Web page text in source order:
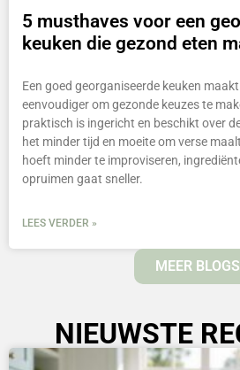
5 musthaves voor een
keuken die gezond eten
Een goed georganiseerde keuken
eenvoudiger om gezonde keuzes te
praktisch is ingericht en beschikt over
het minder tijd en moeite om verse
hoeft minder te improviseren,
opruimen gaat sneller.
LEES VERDER »
MEER BLOGS
NIEUWSTE